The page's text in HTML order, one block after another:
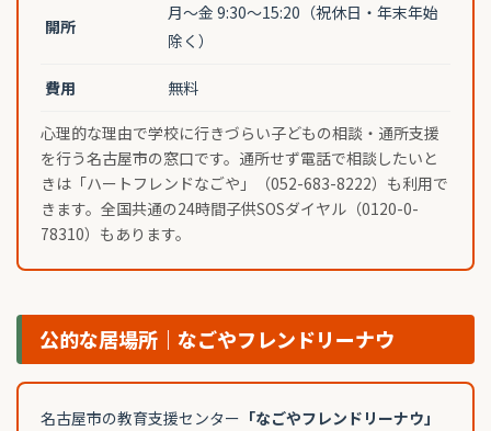
開所
月〜金 9:30〜15:20（祝休日・年末年始
除く）
費用 無料
心理的な理由で学校に行きづらい子どもの相談・通所支援
を行う名古屋市の窓口です。通所せず電話で相談したいと
きは「ハートフレンドなごや」（052-683-8222）も利用で
きます。全国共通の24時間子供SOSダイヤル（0120-0-
78310）もあります。
公的な居場所｜なごやフレンドリーナウ
名古屋市の教育支援センター 「なごやフレンドリーナウ」